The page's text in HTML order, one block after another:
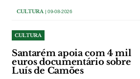
CULTURA | 09-08-2026
CULTURA
Santarém apoia com 4 mil
euros documentário sobre
Luís de Camões